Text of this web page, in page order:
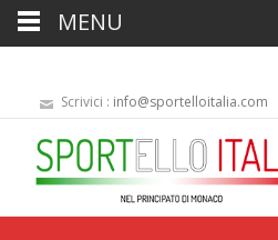
Scrivici : info@sportelloitalia.com
MENU